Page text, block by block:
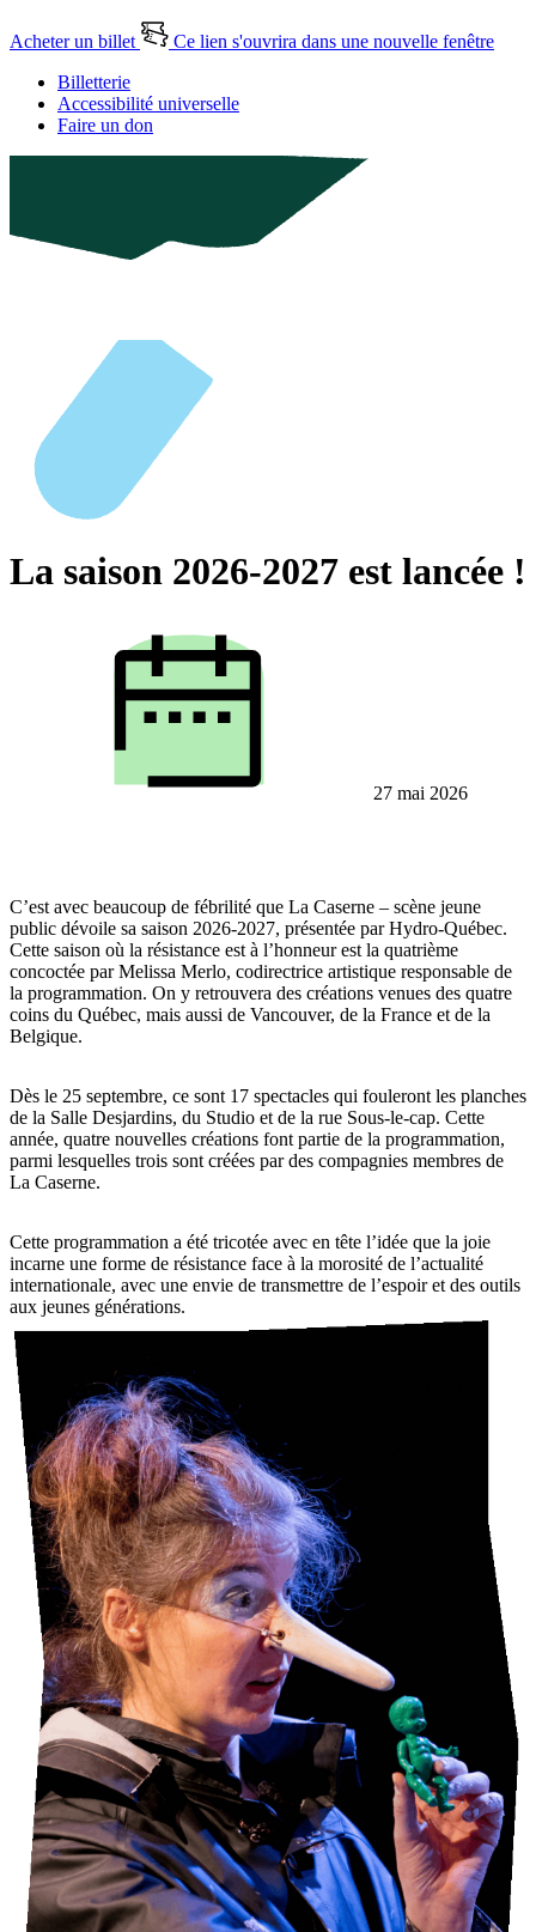
Acheter un billet
Ce lien s'ouvrira dans une nouvelle fenêtre
Billetterie
Accessibilité universelle
Faire un don
La saison 2026-2027 est lancée !
27 mai 2026
C’est avec beaucoup de fébrilité que La Caserne – scène jeune
public dévoile sa saison 2026-2027, présentée par Hydro-Québec.
Cette saison où la résistance est à l’honneur est la quatrième
concoctée par Melissa Merlo, codirectrice artistique responsable de
la programmation. On y retrouvera des créations venues des quatre
coins du Québec, mais aussi de Vancouver, de la France et de la
Belgique.
Dès le 25 septembre, ce sont 17 spectacles qui fouleront les planches
de la Salle Desjardins, du Studio et de la rue Sous-le-cap. Cette
année, quatre nouvelles créations font partie de la programmation,
parmi lesquelles trois sont créées par des compagnies membres de
La Caserne.
Cette programmation a été tricotée avec en tête l’idée que la joie
incarne une forme de résistance face à la morosité de l’actualité
internationale, avec une envie de transmettre de l’espoir et des outils
aux jeunes générations.